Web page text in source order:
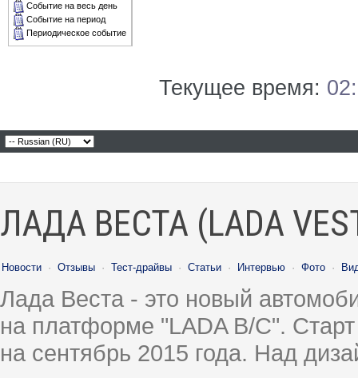
Событие на весь день
Событие на период
Периодическое событие
Текущее время:
ЛАДА ВЕСТА (LADA
Новости · Отзывы · Тест-драйвы · Статьи · Интервью · Фото ·
Лада Веста - это новый
на платформе "LADA B/C".
на сентябрь 2015 года. Над